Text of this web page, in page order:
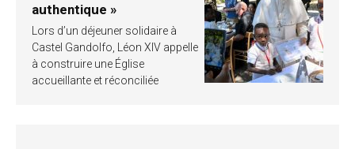
authentique »
Lors d’un déjeuner solidaire à
Castel Gandolfo, Léon XIV appelle
à construire une Église
accueillante et réconciliée